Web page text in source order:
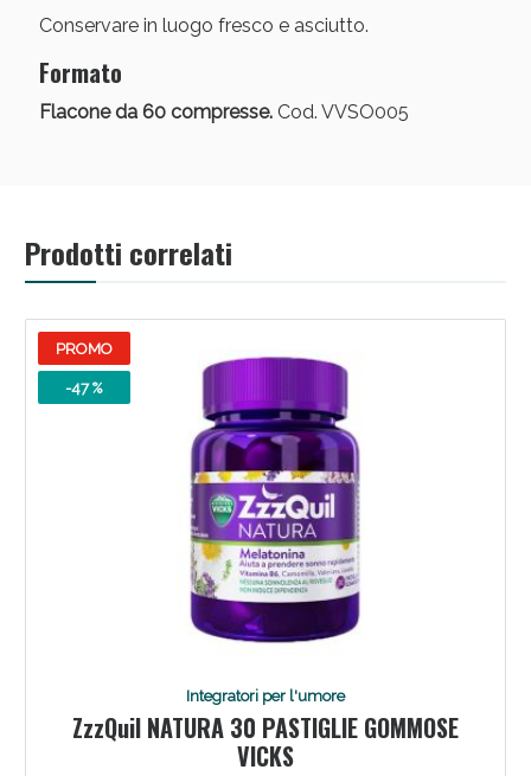
Conservare in luogo fresco e asciutto.
Formato
Flacone da 60 compresse.Cod. VVSO005
Prodotti correlati
PROMO
-47 %
Integratori per l'umore
ZzzQuil NATURA 30 PASTIGLIE GOMMOSE
VICKS